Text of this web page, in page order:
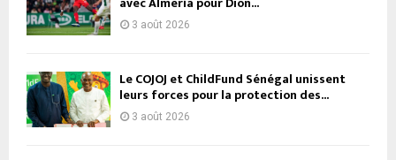
3 août 2026
Le COJOJ et ChildFund Sénégal unissent
leurs forces pour la protection des...
3 août 2026